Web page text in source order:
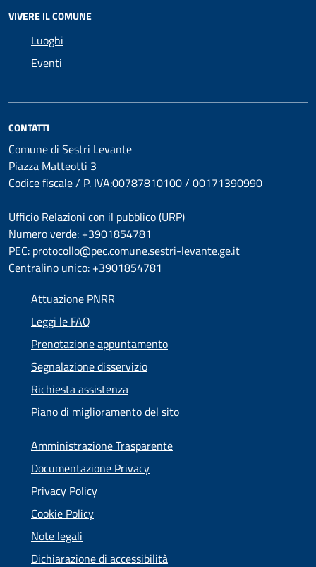
VIVERE IL COMUNE
Luoghi
Eventi
CONTATTI
Comune di Sestri Levante
Piazza Matteotti 3
Codice fiscale / P. IVA:00787810100 / 00171390990
Ufficio Relazioni con il pubblico (URP)
Numero verde: +3901854781
PEC: protocollo@pec.comune.sestri-levante.ge.it
Centralino unico: +3901854781
Attuazione PNRR
Leggi le FAQ
Prenotazione appuntamento
Segnalazione disservizio
Richiesta assistenza
Piano di miglioramento del sito
Amministrazione Trasparente
Documentazione Privacy
Privacy Policy
Cookie Policy
Note legali
Dichiarazione di accessibilità